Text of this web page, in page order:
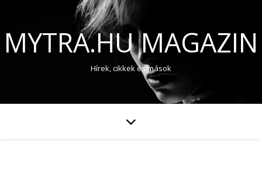
MYTRA.HU MAGAZIN
Hírek, cikkek és mások